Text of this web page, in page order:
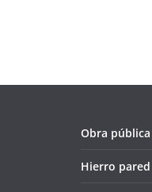
Obra pública
Hierro pared